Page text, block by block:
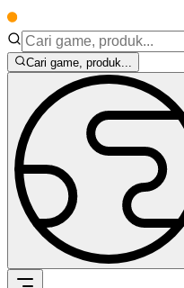
Cari game, produk...